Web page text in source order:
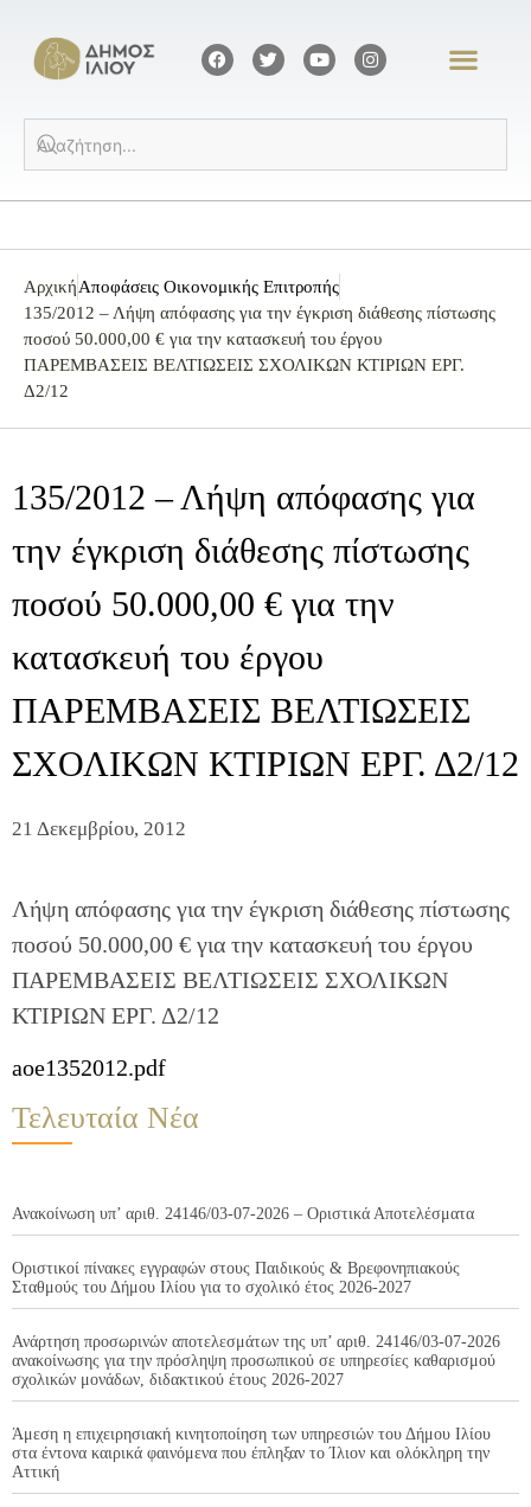
ΑρχικήΑποφάσεις Οικονομικής Επιτροπής
135/2012 – Λήψη απόφασης για την έγκριση διάθεσης πίστωσης
ποσού 50.000,00 € για την κατασκευή του έργου
ΠΑΡΕΜΒΑΣΕΙΣ ΒΕΛΤΙΩΣΕΙΣ ΣΧΟΛΙΚΩΝ ΚΤΙΡΙΩΝ ΕΡΓ.
Δ2/12
135/2012 – Λήψη απόφασης για
την έγκριση διάθεσης πίστωσης
ποσού 50.000,00 € για την
κατασκευή του έργου
ΠΑΡΕΜΒΑΣΕΙΣ ΒΕΛΤΙΩΣΕΙΣ
ΣΧΟΛΙΚΩΝ ΚΤΙΡΙΩΝ ΕΡΓ. Δ2/12
21 Δεκεμβρίου, 2012
Λήψη απόφασης για την έγκριση διάθεσης πίστωσης
ποσού 50.000,00 € για την κατασκευή του έργου
ΠΑΡΕΜΒΑΣΕΙΣ ΒΕΛΤΙΩΣΕΙΣ ΣΧΟΛΙΚΩΝ
ΚΤΙΡΙΩΝ ΕΡΓ. Δ2/12
aoe1352012.pdf
Τελευταία Νέα
Ανακοίνωση υπ’ αριθ. 24146/03-07-2026 – Οριστικά Αποτελέσματα
Οριστικοί πίνακες εγγραφών στους Παιδικούς & Βρεφονηπιακούς
Σταθμούς του Δήμου Ιλίου για το σχολικό έτος 2026-2027
Ανάρτηση προσωρινών αποτελεσμάτων της υπ’ αριθ. 24146/03-07-2026
ανακοίνωσης για την πρόσληψη προσωπικού σε υπηρεσίες καθαρισμού
σχολικών μονάδων, διδακτικού έτους 2026-2027
Άμεση η επιχειρησιακή κινητοποίηση των υπηρεσιών του Δήμου Ιλίου
στα έντονα καιρικά φαινόμενα που έπληξαν το Ίλιον και ολόκληρη την
Αττική